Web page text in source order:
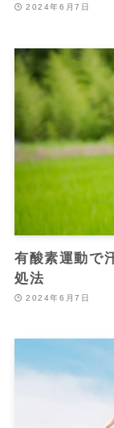
2024年6月7日
有酸素運動で
処法
2024年6月7日